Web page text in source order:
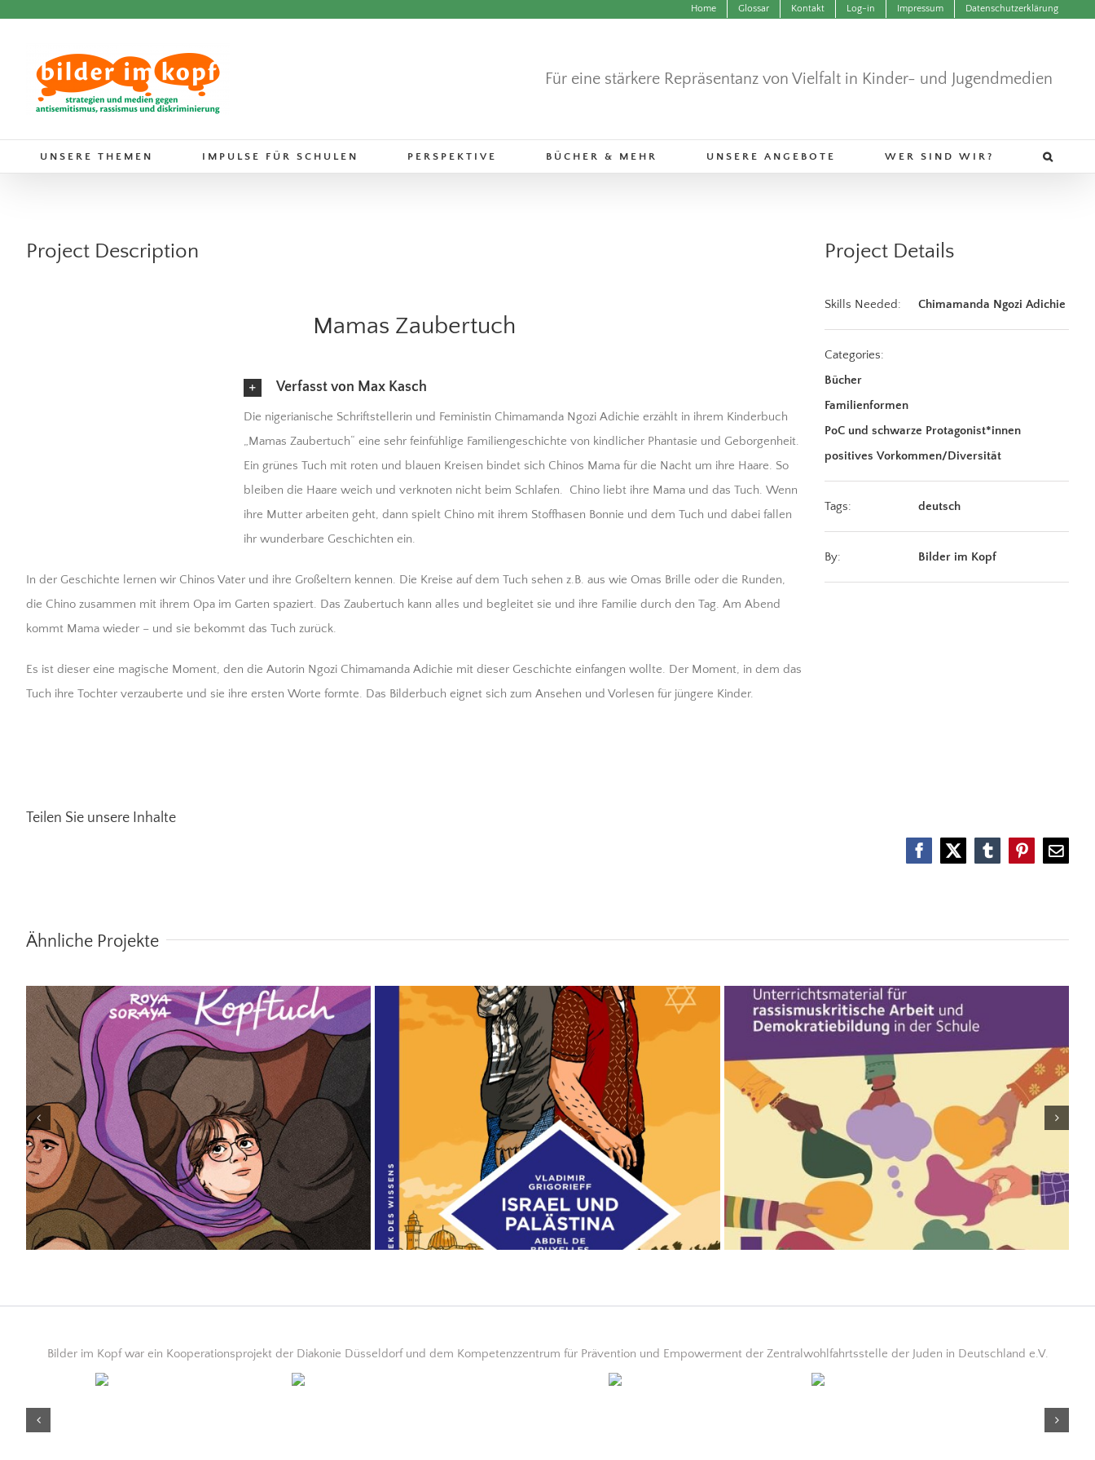
Home Glossar Kontakt Log-in Impressum Datenschutzerklärung
Für eine stärkere Repräsentanz von Vielfalt in Kinder- und Jugendmedien
UNSERE THEMEN IMPULSE FÜR SCHULEN PERSPEKTIVE BÜCHER & MEHR UNSERE ANGEBOTE WER SIND WIR?
Project Description
Mamas Zaubertuch
Verfasst von Max Kasch
Die nigerianische Schriftstellerin und Feministin Chimamanda Ngozi Adichie erzählt in ihrem Kinderbuch
„Mamas Zaubertuch“ eine sehr feinfühlige Familiengeschichte von kindlicher Phantasie und Geborgenheit.
Ein grünes Tuch mit roten und blauen Kreisen bindet sich Chinos Mama für die Nacht um ihre Haare. So
bleiben die Haare weich und verknoten nicht beim Schlafen. Chino liebt ihre Mama und das Tuch. Wenn
ihre Mutter arbeiten geht, dann spielt Chino mit ihrem Stoffhasen Bonnie und dem Tuch und dabei fallen
ihr wunderbare Geschichten ein.
In der Geschichte lernen wir Chinos Vater und ihre Großeltern kennen. Die Kreise auf dem Tuch sehen z.B. aus wie Omas Brille oder die Runden,
die Chino zusammen mit ihrem Opa im Garten spaziert. Das Zaubertuch kann alles und begleitet sie und ihre Familie durch den Tag. Am Abend
kommt Mama wieder – und sie bekommt das Tuch zurück.
Es ist dieser eine magische Moment, den die Autorin Ngozi Chimamanda Adichie mit dieser Geschichte einfangen wollte. Der Moment, in dem das
Tuch ihre Tochter verzauberte und sie ihre ersten Worte formte. Das Bilderbuch eignet sich zum Ansehen und Vorlesen für jüngere Kinder.
Project Details
Skills Needed: Chimamanda Ngozi Adichie
Categories:
Bücher
Familienformen
PoC und schwarze Protagonist*innen
positives Vorkommen/Diversität
Tags: deutsch
By: Bilder im Kopf
Teilen Sie unsere Inhalte
Facebook
X TumblrPinterest
E-
Ähnliche Projekte
Anti-Rassismus für Schüler*innen
Bilder im Kopf war ein Kooperationsprojekt der Diakonie Düsseldorf und dem Kompetenzzentrum für Prävention und Empowerment der Zentralwohlfahrtsstelle der Juden in Deutschland e.V.